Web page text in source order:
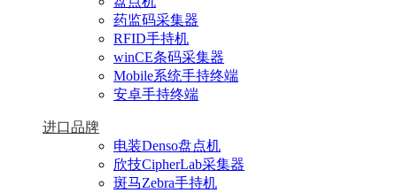
药监码采集器
RFID手持机
winCE条码采集器
Mobile系统手持终端
安卓手持终端
进口品牌
电装Denso盘点机
欣技CipherLab采集器
斑马Zebra手持机